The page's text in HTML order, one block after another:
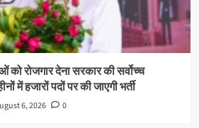
को रोजगार देना सरकार की सर्वोच्च
में हजारों पदों पर की जाएगी भर्ती
6, 2026 0